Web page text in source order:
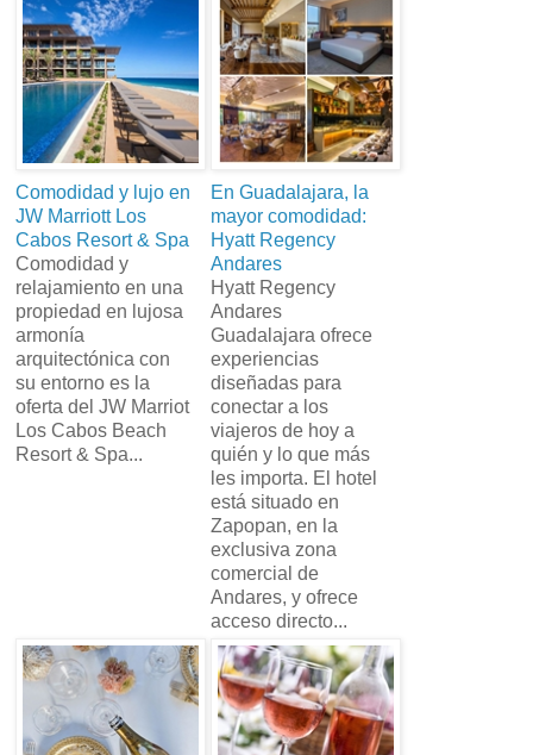
Comodidad y lujo en
JW Marriott Los
Cabos Resort & Spa
Comodidad y
relajamiento en una
propiedad en lujosa
armonía
arquitectónica con
su entorno es la
oferta del JW Marriot
Los Cabos Beach
Resort & Spa...
En Guadalajara, la
mayor comodidad:
Hyatt Regency
Andares
Hyatt Regency
Andares
Guadalajara ofrece
experiencias
diseñadas para
conectar a los
viajeros de hoy a
quién y lo que más
les importa. El hotel
está situado en
Zapopan, en la
exclusiva zona
comercial de
Andares, y ofrece
acceso directo...